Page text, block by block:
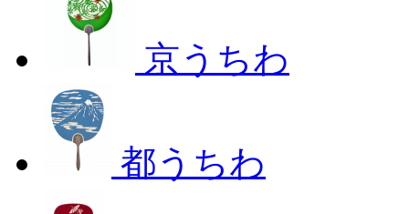
京うちわ
都うちわ